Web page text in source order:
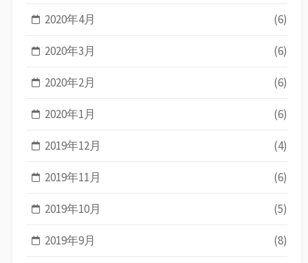
2020年4月 (6)
2020年3月 (6)
2020年2月 (6)
2020年1月 (6)
2019年12月 (4)
2019年11月 (6)
2019年10月 (5)
2019年9月 (8)